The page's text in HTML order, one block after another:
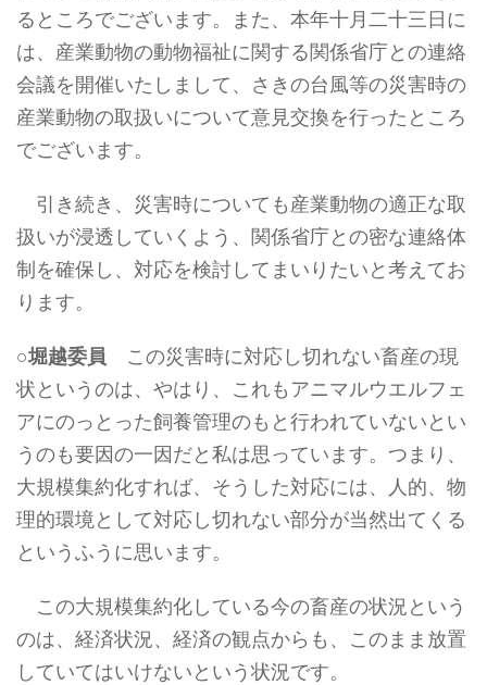
るところでございます。また、本年十月二十三日に
は、産業動物の動物福祉に関する関係省庁との連絡
会議を開催いたしまして、さきの台風等の災害時の
産業動物の取扱いについて意見交換を行ったところ
でございます。
引き続き、災害時についても産業動物の適正な取
扱いが浸透していくよう、関係省庁との密な連絡体
制を確保し、対応を検討してまいりたいと考えてお
ります。
○堀越委員 この災害時に対応し切れない畜産の現
状というのは、やはり、これもアニマルウエルフェ
アにのっとった飼養管理のもと行われていないとい
うのも要因の一因だと私は思っています。つまり、
大規模集約化すれば、そうした対応には、人的、物
理的環境として対応し切れない部分が当然出てくる
というふうに思います。
この大規模集約化している今の畜産の状況という
のは、経済状況、経済の観点からも、このまま放置
していてはいけないという状況です。